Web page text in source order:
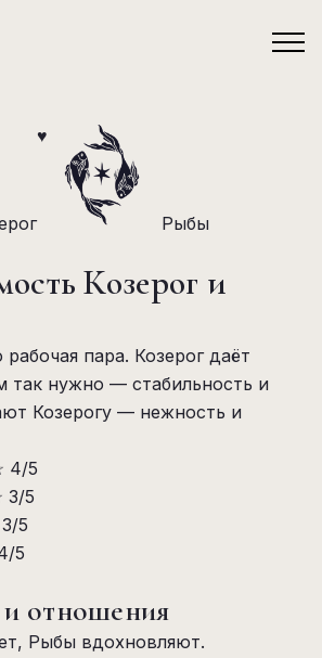
♥
Рыбы
Козерог и
пара. Козерог даёт
так нужно — стабильность и
Козерогу — нежность и
4/5
3/5
3/5
5
отношения
Рыбы вдохновляют.